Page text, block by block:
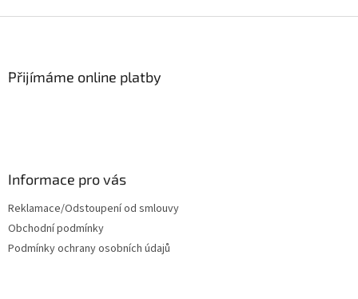
Přijímáme online platby
Informace pro vás
Reklamace/Odstoupení od smlouvy
Obchodní podmínky
Podmínky ochrany osobních údajů